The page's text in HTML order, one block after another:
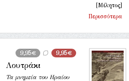
[Μίλητος]
Περισσότερα
9,95€ 9,95€
Λουτράκι
Τα μνημεία του Ηραίου